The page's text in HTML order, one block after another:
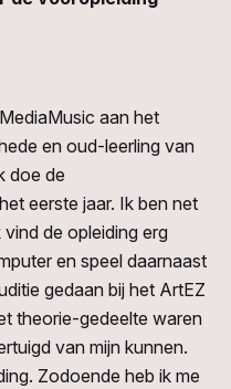
MediaMusic aan het
en oud-leerling van
doe de
eerste jaar. Ik ben net
de opleiding erg
en speel daarnaast
gedaan bij het ArtEZ
theorie-gedeelte waren
van mijn kunnen.
Zodoende heb ik me